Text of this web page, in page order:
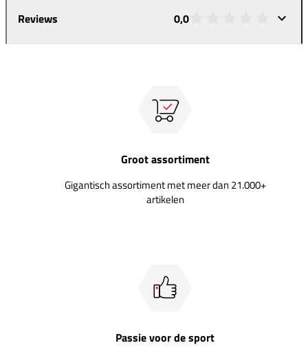
Reviews 0,0
Groot assortiment
Gigantisch assortiment met meer dan 21.000+
artikelen
Passie voor de sport